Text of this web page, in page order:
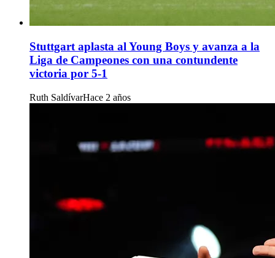
Stuttgart aplasta al Young Boys y avanza a la
Liga de Campeones con una contundente
victoria por 5-1
Ruth SaldívarHace 2 años